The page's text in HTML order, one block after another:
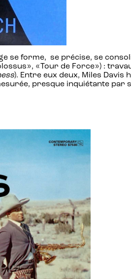
se forme, se précise, se
«Tour de Force») :
). Entre eux deux, Miles Davis
presque inquiétante par